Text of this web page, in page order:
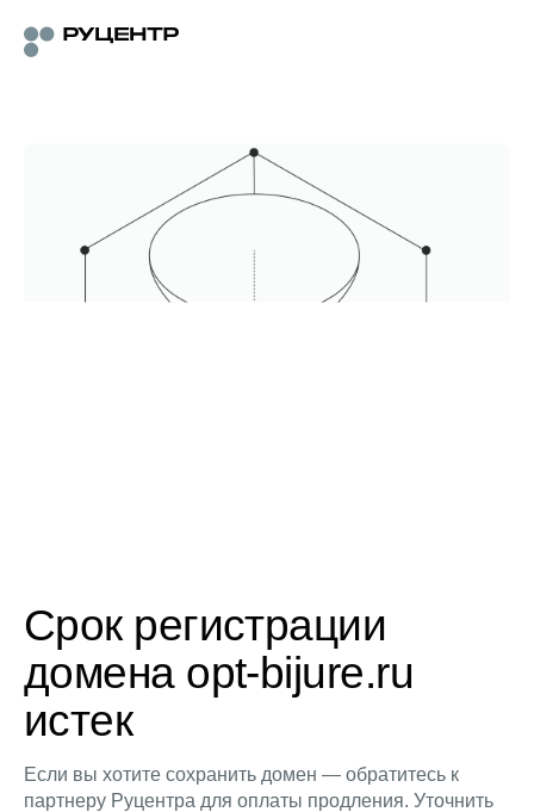
Срок регистрации
домена opt-bijure.ru
истек
Если вы хотите сохранить домен — обратитесь к
партнеру Руцентра для оплаты продления. Уточнить